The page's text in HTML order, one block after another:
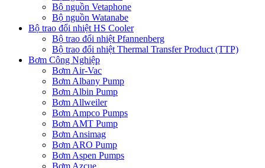
Bộ nguồn Vetaphone
Bộ nguồn Watanabe
Bộ trao đổi nhiệt HS Cooler
Bộ trao đổi nhiệt Pfannenberg
Bộ trao đổi nhiệt Thermal Transfer Product (TTP)
Bơm Công Nghiệp
Bơm Air-Vac
Bơm Albany Pump
Bơm Albin Pump
Bơm Allweiler
Bơm Ampco Pumps
Bơm AMT Pump
Bơm Ansimag
Bơm ARO Pump
Bơm Aspen Pumps